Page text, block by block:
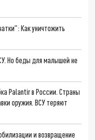
Как уничтожить
Но беды для малышей не
Palantir в России. Страны
оружия. ВСУ теряют
и возвращение